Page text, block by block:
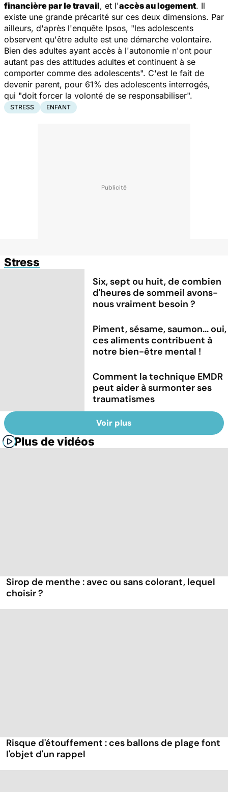
financière par le travail, et l'accès au logement. Il
existe une grande précarité sur ces deux dimensions. Par
ailleurs, d'après l'enquête Ipsos, "les adolescents
observent qu'être adulte est une démarche volontaire.
Bien des adultes ayant accès à l'autonomie n'ont pour
autant pas des attitudes adultes et continuent à se
comporter comme des adolescents". C'est le fait de
devenir parent, pour 61% des adolescents interrogés,
qui "doit forcer la volonté de se responsabiliser".
STRESS ENFANT
Stress
Six, sept ou huit, de combien
d'heures de sommeil avons-
nous vraiment besoin ?
Piment, sésame, saumon... oui,
ces aliments contribuent à
notre bien-être mental !
Comment la technique EMDR
peut aider à surmonter ses
traumatismes
Voir plus
Plus de vidéos
Sirop de menthe : avec ou sans colorant, lequel
choisir ?
Risque d'étouffement : ces ballons de plage font
l'objet d'un rappel